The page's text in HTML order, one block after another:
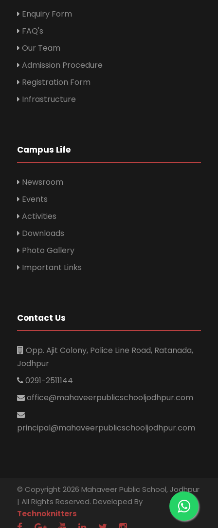
Enquiry Form
FAQ's
Our Team
Admission Procedure
Registration Form
Infrastructure
Campus Life
Newsroom
Events
Activities
Downloads
Photo Gallery
Important Links
Contact Us
Opp. Ajit Colony, Police Line Road, Ratanada,
Jodhpur
0291-2511144
office@mahaveerpublicschooljodhpur.com
principal@mahaveerpublicschooljodhpur.com
© Copyright 2026 Mahaveer Public School, Jodhpur
| All Rights Reserved. Developed By
Technoknitters